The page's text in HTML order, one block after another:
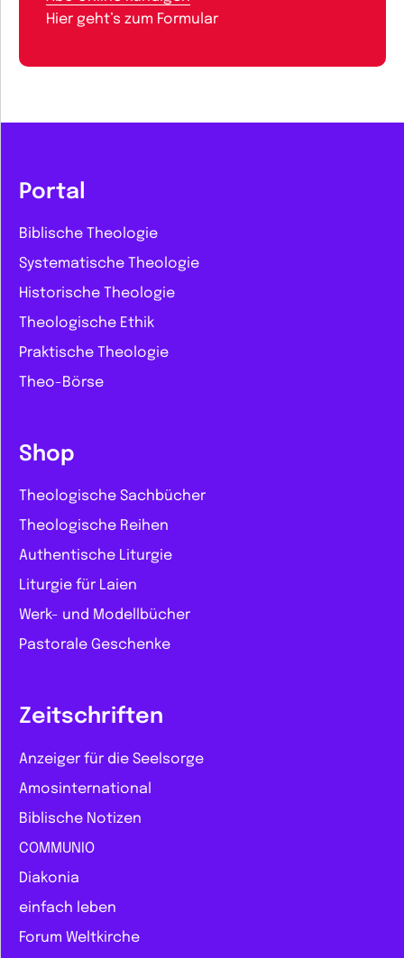
Hier geht’s zum Formular
Portal
Biblische Theologie
Systematische Theologie
Historische Theologie
Theologische Ethik
Praktische Theologie
Theo-Börse
Shop
Theologische Sachbücher
Theologische Reihen
Authentische Liturgie
Liturgie für Laien
Werk- und Modellbücher
Pastorale Geschenke
Zeitschriften
Anzeiger für die Seelsorge
Amosinternational
Biblische Notizen
COMMUNIO
Diakonia
einfach leben
Forum Weltkirche